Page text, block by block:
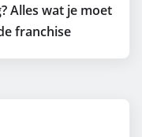
Alles wat je moet
franchise